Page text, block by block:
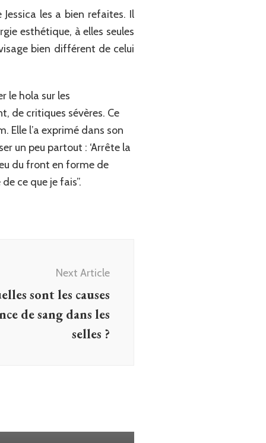
les a bien refaites. Il
esthétique, à elles seules
bien différent de celui
le hola sur les
de critiques sévères. Ce
Elle l’a exprimé dans son
un peu partout : ‘Arrête la
du front en forme de
ce que je fais”.
Next Article
sont les causes
de sang dans les
selles ?